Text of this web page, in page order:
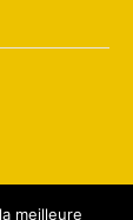
meilleure